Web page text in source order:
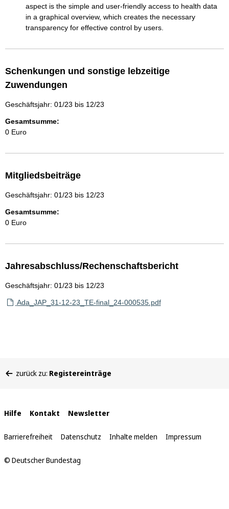
aspect is the simple and user-friendly access to health data
in a graphical overview, which creates the necessary
transparency for effective control by users.
Schenkungen und sonstige lebzeitige
Zuwendungen
Geschäftsjahr: 01/23 bis 12/23
Gesamtsumme:
0 Euro
Mitgliedsbeiträge
Geschäftsjahr: 01/23 bis 12/23
Gesamtsumme:
0 Euro
Jahresabschluss/Rechenschaftsbericht
Geschäftsjahr: 01/23 bis 12/23
Ada_JAP_31-12-23_TE-final_24-000535.pdf
befinden
zurück zu: Registereinträge
Interne
Links
Hilfe Kontakt Newsletter
Barrierefreiheit Datenschutz Inhalte melden Impressum
© Deutscher Bundestag